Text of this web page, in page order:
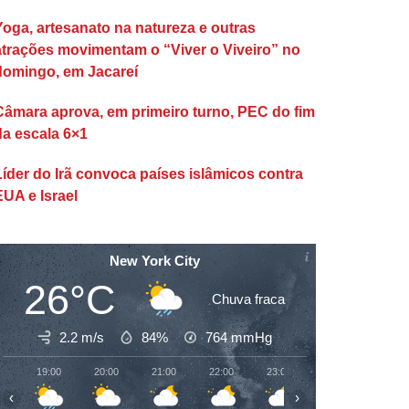
artesanato na natureza e outras
movimentam o “Viver o Viveiro” no
em Jacareí
aprova, em primeiro turno, PEC do fim
escala 6×1
do Irã convoca países islâmicos contra
e Israel
New York City
26°C Chuva fraca
2.2 m/s 84% 764mmHg
19:00 20:00 21:00 22:00 23:00
‹ ›